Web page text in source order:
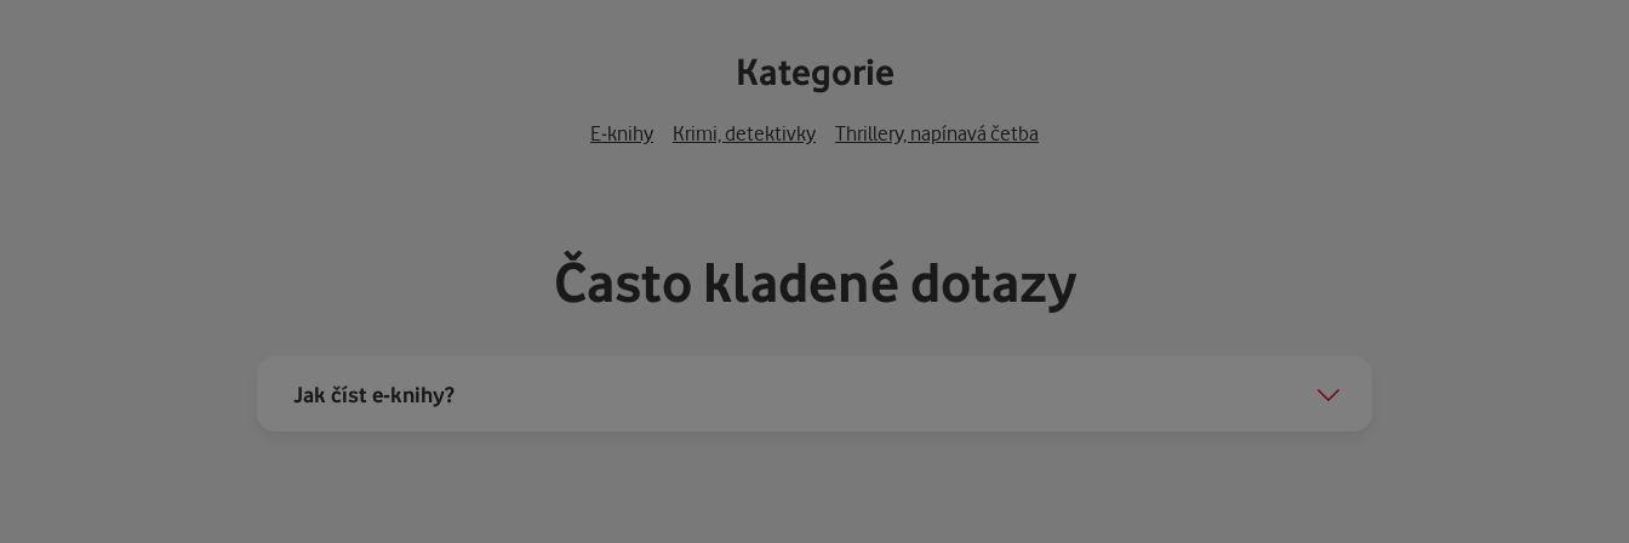
Kategorie
E-knihy Krimi, detektivky Thrillery, napínavá četba
Často kladené dotazy
Jak číst e-knihy?